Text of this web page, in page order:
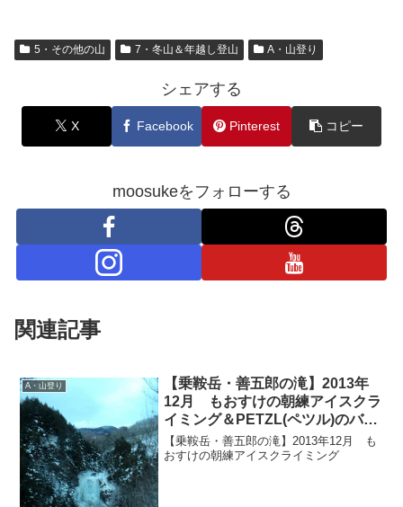
5・その他の山 7・冬山＆年越し登山 A・山登り
シェアする
X Facebook Pinterest コピー
moosukeをフォローする
関連記事
A・山登り
【乗鞍岳・善五郎の滝】2013年
12月 もおすけの朝練アイスクラ
イミング＆PETZL(ペツル)のバイ
ザー
【乗鞍岳・善五郎の滝】2013年12月 も
おすけの朝練アイスクライミング